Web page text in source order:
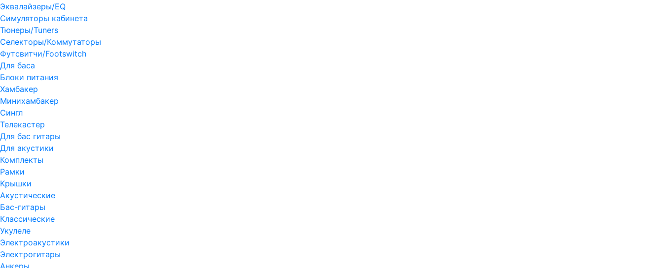
Эквалайзеры/EQ
Симуляторы кабинета
Тюнеры/Tuners
Селекторы/Коммутаторы
Футсвитчи/Footswitch
Для баса
Блоки питания
Хамбакер
Минихамбакер
Сингл
Телекастер
Для бас гитары
Для акустики
Комплекты
Рамки
Крышки
Акустические
Бас-гитары
Классические
Укулеле
Электроакустики
Электрогитары
Анкеры